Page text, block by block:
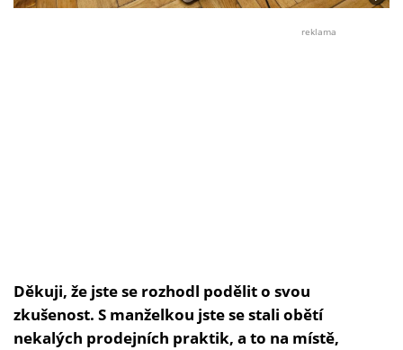
Foto:
reklama
Děkuji, že jste se rozhodl podělit o svou
zkušenost. S manželkou jste se stali obětí
nekalých prodejních praktik, a to na místě,